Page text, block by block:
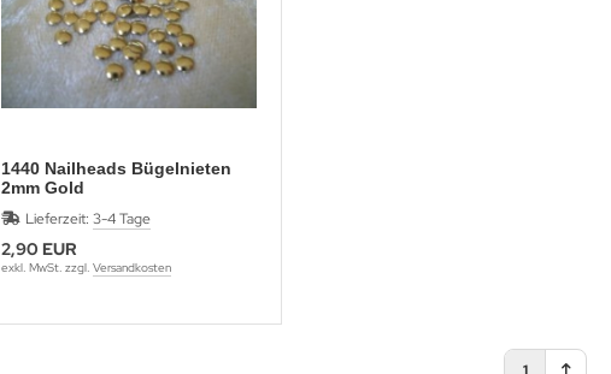
1440 Nailheads Bügelnieten
2mm Gold
Lieferzeit: 3-4 Tage
2,90 EUR
exkl. MwSt. zzgl. Versandkosten
1